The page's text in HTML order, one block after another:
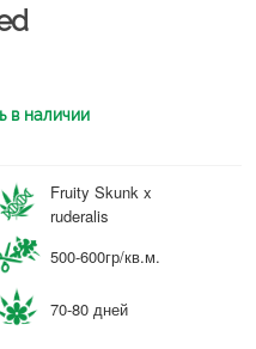
в наличии
Fruity Skunk x
ruderalis
500-600гр/кв.м.
70-80 дней